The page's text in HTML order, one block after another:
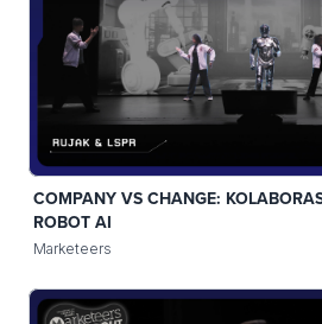
COMPANY VS CHANGE:
ROBOT AI
Marketeers